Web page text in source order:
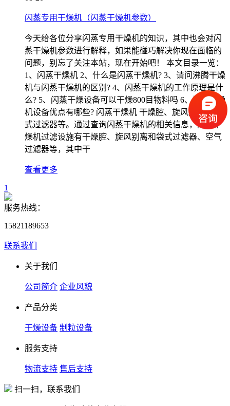
闪蒸专用干燥机（闪蒸干燥机参数）
今天给各位分享闪蒸专用干燥机的知识，其中也会对闪
蒸干燥机参数进行解释，如果能碰巧解决你现在面临的
问题，别忘了关注本站，现在开始吧！ 本文目录一览：
1、闪蒸干燥机 2、什么是闪蒸干燥机? 3、请问沸腾干燥
机与闪蒸干燥机的区别? 4、闪蒸干燥机的工作原理是什
么? 5、闪蒸干燥设备可以干燥800目物料吗 6、闪蒸干燥
机设备优点有哪些? 闪蒸干燥机 干燥腔、旋风别离和袋
式过滤器等。通过查询闪蒸干燥机的相关信息，闪蒸干
燥机过滤设施有干燥腔、旋风别离和袋式过滤器、空气
过滤器等，其中干
查看更多
1
服务热线：
15821189653
联系我们
关于我们
公司简介 企业风貌
产品分类
干燥设备 制粒设备
服务支持
物流支持 售后支持
扫一扫，联系我们